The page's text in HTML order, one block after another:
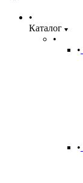
Каталог